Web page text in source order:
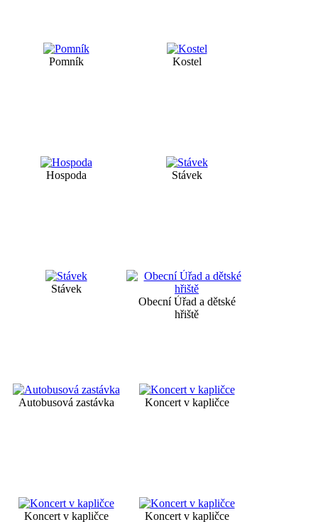
Pomník Kostel
Hospoda Stávek
Stávek
Obecní Úřad a dětské
hřiště
Autobusová zastávka Koncert v kapličce
Koncert v kapličce Koncert v kapličce